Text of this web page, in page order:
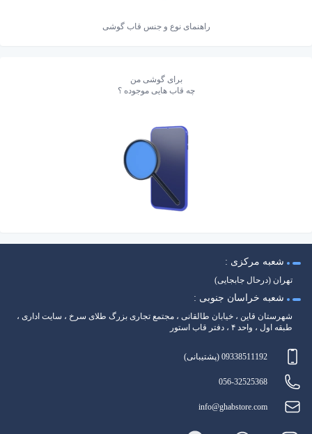
راهنمای نوع و جنس قاب گوشی
برای گوشی من
چه قاب هایی موجوده ؟
شعبه مرکزی :
تهران (درحال جابجایی)
شعبه خراسان جنوبی :
شهرستان قاین ، خیابان طالقانی ، مجتمع تجاری بزرگ طلای سرخ ، سایت اداری ،
طبقه اول ، واحد ۴ ، دفتر قاب استور
09338511192 (پشتیبانی)
056-32525368
info@ghabstore.com